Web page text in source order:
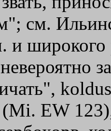
см.
и широкого
ЕW 123),